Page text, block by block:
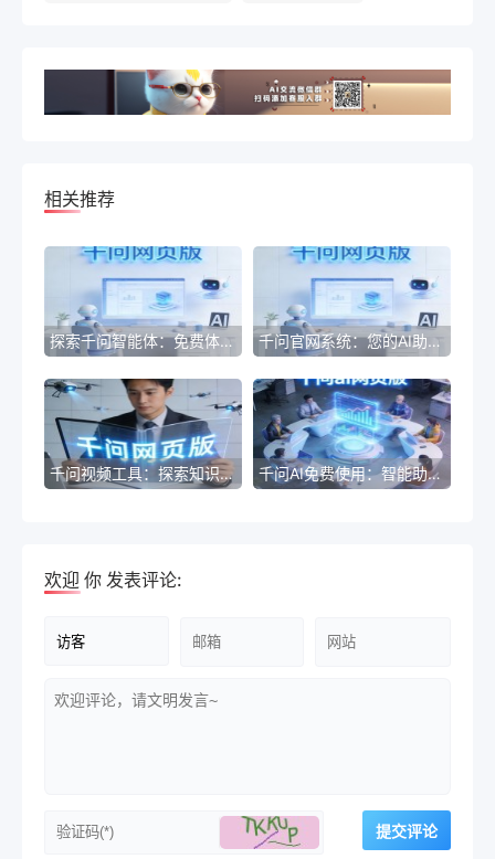
相关推荐
探索千问智能体：免费体验入口指南 千问官网系统：您的AI助手，智能问答新体验
千问视频工具：探索知识新视角 千问AI免费使用：智能助手，解答您的疑问
欢迎 你 发表评论: